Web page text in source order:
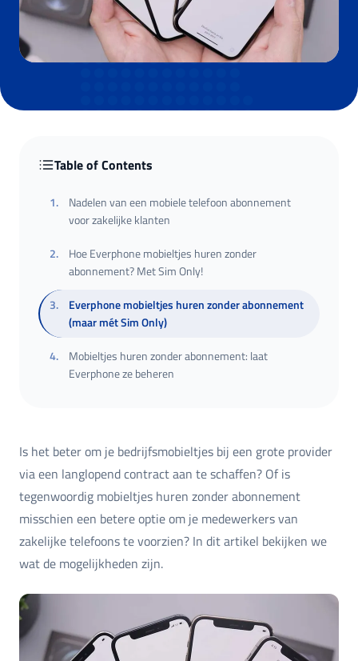
Table of Contents
1.
Nadelen van een mobiele telefoon abonnement
voor zakelijke klanten
2.
Hoe Everphone mobieltjes huren zonder
abonnement? Met Sim Only!
3.
Everphone mobieltjes huren zonder abonnement
(maar mét Sim Only)
4.
Mobieltjes huren zonder abonnement: laat
Everphone ze beheren
Is het beter om je bedrijfsmobieltjes bij een grote provider
via een langlopend contract aan te schaffen? Of is
tegenwoordig mobieltjes huren zonder abonnement
misschien een betere optie om je medewerkers van
zakelijke telefoons te voorzien? In dit artikel bekijken we
wat de mogelijkheden zijn.